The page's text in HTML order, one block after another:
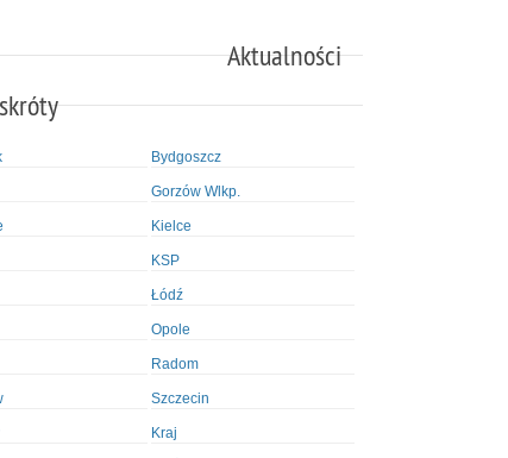
Aktualności
Bydgoszcz
Gorzów Wlkp.
Kielce
KSP
Łódź
Opole
Radom
Szczecin
Kraj